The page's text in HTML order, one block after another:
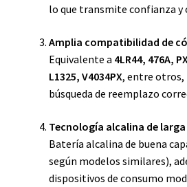
lo que transmite confianza y
Amplia compatibilidad de
Equivalente a 4LR44, 476A,
L1325, V4034PX, entre
búsqueda de reemplazo
Tecnología alcalina de
Batería alcalina de buena
según modelos similares),
dispositivos de consumo